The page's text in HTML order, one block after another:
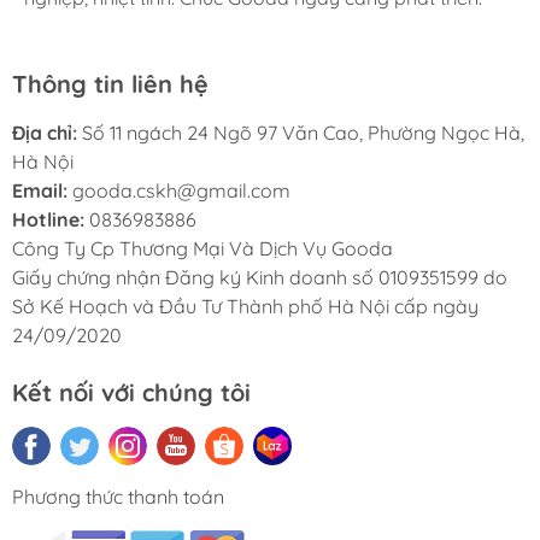
Thông tin liên hệ
Địa chỉ: Số 11 ngách 24 Ngõ 97 Văn Cao, Phường Ngọc Hà,
Hà Nội
Email: gooda.cskh@gmail.com
Hotline: 0836983886
Công Ty Cp Thương Mại Và Dịch Vụ Gooda
Giấy chứng nhận Đăng ký Kinh doanh số 0109351599 do
Sở Kế Hoạch và Đầu Tư Thành phố Hà Nội cấp ngày
24/09/2020
Kết nối với chúng tôi
Phương thức thanh toán